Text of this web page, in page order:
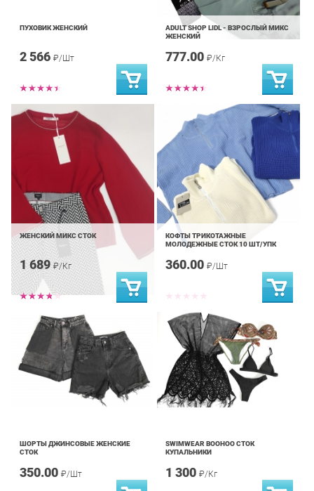
ПУХОВИК ЖЕНСКИЙ
2 566 ₽/Шт
ADULT SHOP LIDL - ВЗРОСЛЫЙ МИКС
ЖЕНСКИЙ
777.00 ₽/Кг
ЖЕНСКИЙ МИКС СТОК
1 689₽/Кг
КОФТЫ ТРИКОТАЖНЫЕ
МОЛОДЕЖНЫЕ СТОК 10 ШТ/УПК
360.00 ₽/Шт
ШОРТЫ ДЖИНСОВЫЕ ЖЕНСКИЕ
СТОК
350.00 ₽/Шт
SWIMWEAR BOOHOO СТОК
КУПАЛЬНИКИ
1 300 ₽/Кг